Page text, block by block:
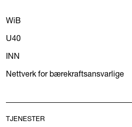
WiB
U40
INN
Nettverk for bærekraftsansvarlige
TJENESTER